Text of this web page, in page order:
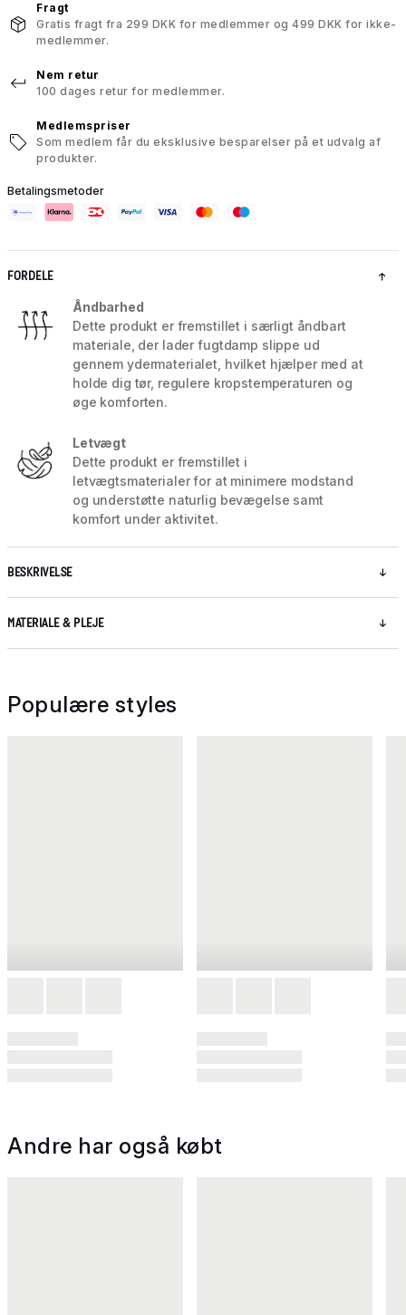
Fragt
Gratis fragt fra 299 DKK for medlemmer og 499 DKK for ikke-
medlemmer.
Nem retur
100 dages retur for medlemmer.
Medlemspriser
Som medlem får du eksklusive besparelser på et udvalg af
produkter.
Betalingsmetoder
FORDELE
Åndbarhed
Dette produkt er fremstillet i særligt åndbart
materiale, der lader fugtdamp slippe ud
gennem ydermaterialet, hvilket hjælper med at
holde dig tør, regulere kropstemperaturen og
øge komforten.
Letvægt
Dette produkt er fremstillet i
letvægtsmaterialer for at minimere modstand
og understøtte naturlig bevægelse samt
komfort under aktivitet.
BESKRIVELSE
MATERIALE & PLEJE
Populære styles
Andre har også købt